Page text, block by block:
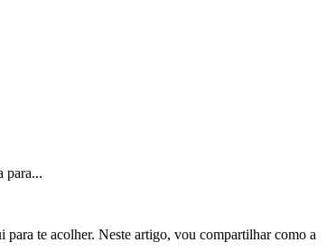
para...
para te acolher. Neste artigo, vou compartilhar como a